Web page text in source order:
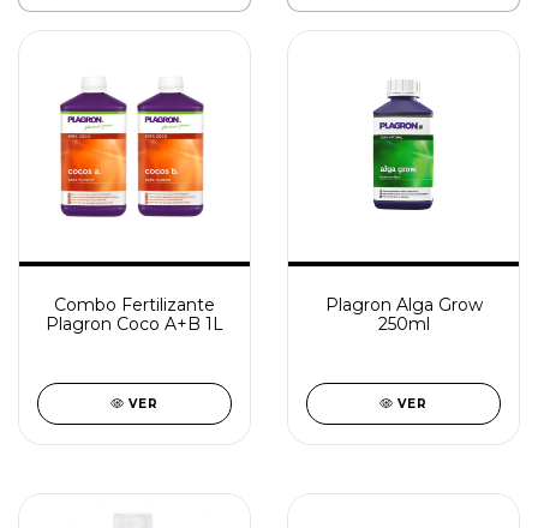
Combo Fertilizante
Plagron Coco A+B 1L
VER
Plagron Alga Grow
250ml
VER